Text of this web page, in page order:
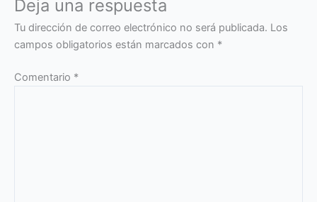
Deja una respuesta
Tu dirección de correo electrónico no será publicada. Los
campos obligatorios están marcados con *
Comentario *